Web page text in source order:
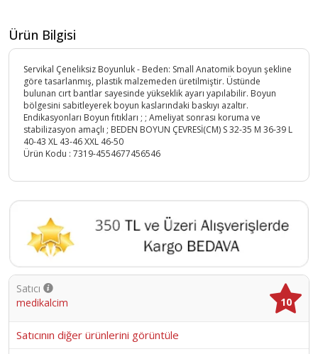
Ürün Bilgisi
Servikal Çeneliksiz Boyunluk - Beden: Small Anatomik boyun şekline
göre tasarlanmış, plastik malzemeden üretilmiştir. Üstünde
bulunan cırt bantlar sayesinde yükseklik ayarı yapılabilir. Boyun
bölgesini sabitleyerek boyun kaslarındaki baskıyı azaltır.
Endikasyonları Boyun fıtıkları ; ; Ameliyat sonrası koruma ve
stabilizasyon amaçlı ; BEDEN BOYUN ÇEVRESİ(CM) S 32-35 M 36-39 L
40-43 XL 43-46 XXL 46-50
Ürün Kodu : 7319-4554677456546
Satıcı
medikalcim
10
Satıcının diğer ürünlerini görüntüle